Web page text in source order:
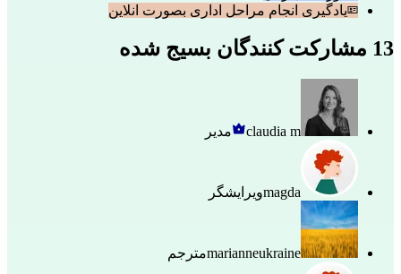
یادگیری انجام مراحل اداری بصورت انلاین
13 مشارکت کنندگان بسیج شده
claudia m مدیر
magdaویرایشگر
marianneukraineمترجم